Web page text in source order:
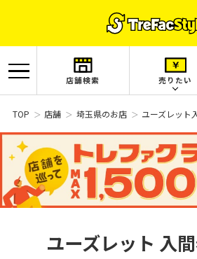
店舗検索 売りたい
TOP 店舗 埼玉県のお店 ユーズレット
ユーズレット 入